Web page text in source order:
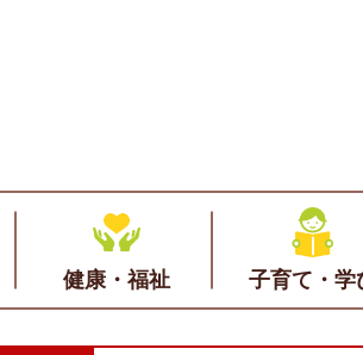
健康・福祉 子育て・学